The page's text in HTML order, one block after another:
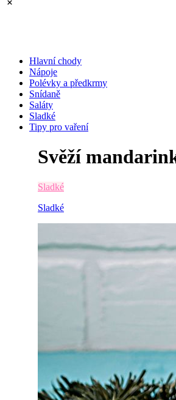
Hlavní chody
Nápoje
Polévky a předkrmy
Snídaně
Saláty
Sladké
Tipy pro vaření
Svěží
Sladké
Sladké